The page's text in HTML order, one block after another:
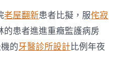
者
的
逝
世
亡
老屋翻新患者比擬，服侘寂
的患者進進重癥監護病房
的牙醫診所設計比例年夜